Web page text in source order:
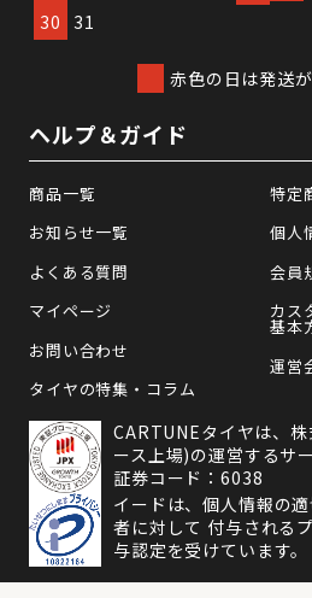
30
31
赤色の日は発送
ヘルプ＆ガイド
商品一覧
お知らせ一覧
よくある質問
マイページ
お問い合わせ
タイヤの特集・コラム
特定
個人
会員
カス
基本
運営
CARTUNEタイヤは、
ース上場)の運営するサ
証券コード：6038
イードは、個人情報の
者に対して 付与される
与認定を受けています。